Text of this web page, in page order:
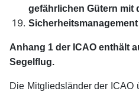
gefährlichen Gütern mit
Sicherheitsmanagement
Anhang 1 der ICAO enthält
Segelflug.
Die Mitgliedsländer der ICAO